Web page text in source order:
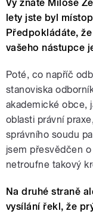
Vy znáte Miloše
lety jste byl
Předpokládáte,
vašeho nástupce
Poté, co napříč
stanoviska
akademické obce,
oblasti právní
správního soudu
jsem přesvědčen
netroufne takový
Na druhé straně
vysílání řekl, že